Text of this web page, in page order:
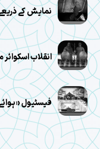
نمایش کے
انقلاب
فیسٹیول